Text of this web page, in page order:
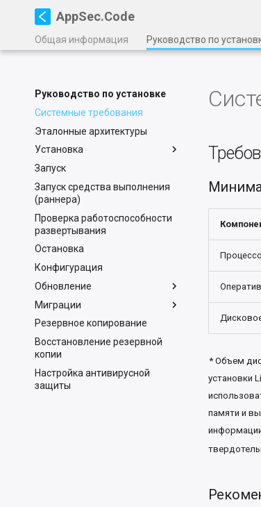
AppSec.Code
Общая информация Руководство по
Руководство по установке
Системные требования
Эталонные архитектуры
Установка
Запуск
Запуск средства выполнения
(раннера)
Проверка работоспособности
развертывания
Остановка
Конфигурация
Обновление
Миграции
Резервное копирование
Восстановление резервной
копии
Настройка антивирусной
защиты
* Объем
установки
памяти и